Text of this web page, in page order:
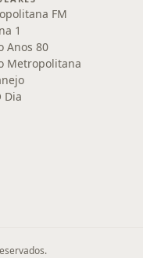
FM
1
Anos 80
Metropolitana
Dia